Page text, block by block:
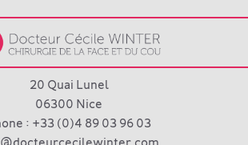
20 Quai Lunel
06300 Nice
: +33 (0)4 89 03 96 03